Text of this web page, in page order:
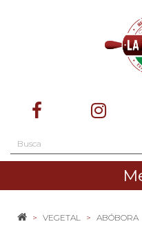
VEGETAL ABÓBORA